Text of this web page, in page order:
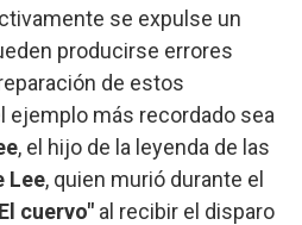
se expulse un
producirse errores
de estos
ejemplo más recordado sea
, el hijo de la leyenda de las
Lee, quien murió durante el
cuervo" al recibir el disparo